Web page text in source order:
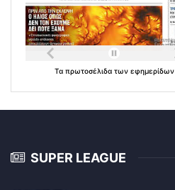
Τα πρωτοσέλιδα των εφημερίδων
SUPER LEAGUE